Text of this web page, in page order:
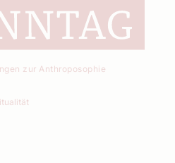
zur Anthroposophie